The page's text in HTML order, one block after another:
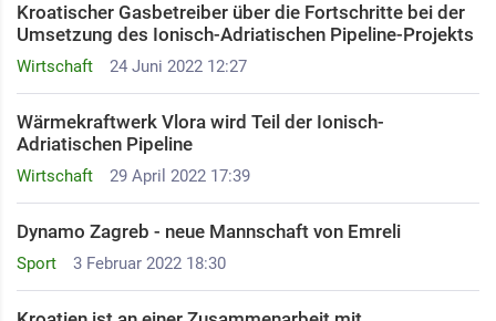
Wirtschaft 24 Juni 2022 12:27
Kroatischer Gasbetreiber über die Fortschritte bei der
Umsetzung des Ionisch-Adriatischen Pipeline-Projekts
Wirtschaft 29 April 2022 17:39
Wärmekraftwerk Vlora wird Teil der Ionisch-
Adriatischen Pipeline
Sport 3 Februar 2022 18:30
Dynamo Zagreb - neue Mannschaft von Emreli